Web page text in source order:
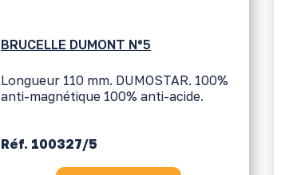
BRUCELLE DUMONT N°5
Longueur 110 mm. DUMOSTAR. 100%
anti-magnétique 100% anti-acide.
Réf. 100327/5